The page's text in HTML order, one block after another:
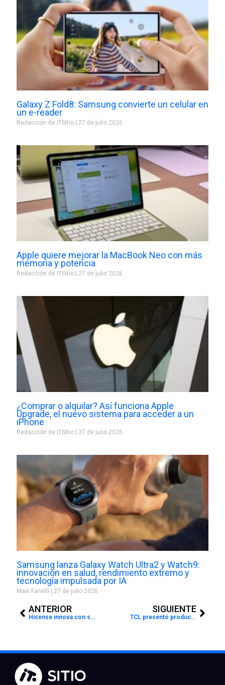
Galaxy Z Fold8: Samsung convierte un celular en
un e-reader
Redacción de ITSitio 27 de julio 2026
Apple quiere mejorar la MacBook Neo con más
memoria y potencia
Redacción de ITSitio 27 de julio 2026
¿Comprar o alquilar? Así funciona Apple
Upgrade, el nuevo sistema para acceder a un
iPhone
Redacción de ITSitio 27 de julio 2026
Samsung lanza Galaxy Watch Ultra2 y Watch9:
innovación en salud, rendimiento extremo y
tecnología impulsada por IA
Maxi Fanelli 27 de julio 2026
ANTERIOR
Hisense innova con sus televisores ULED y ULED X de 2024
SIGUIENTE
TCL presentó productos innovadores en CES 2024